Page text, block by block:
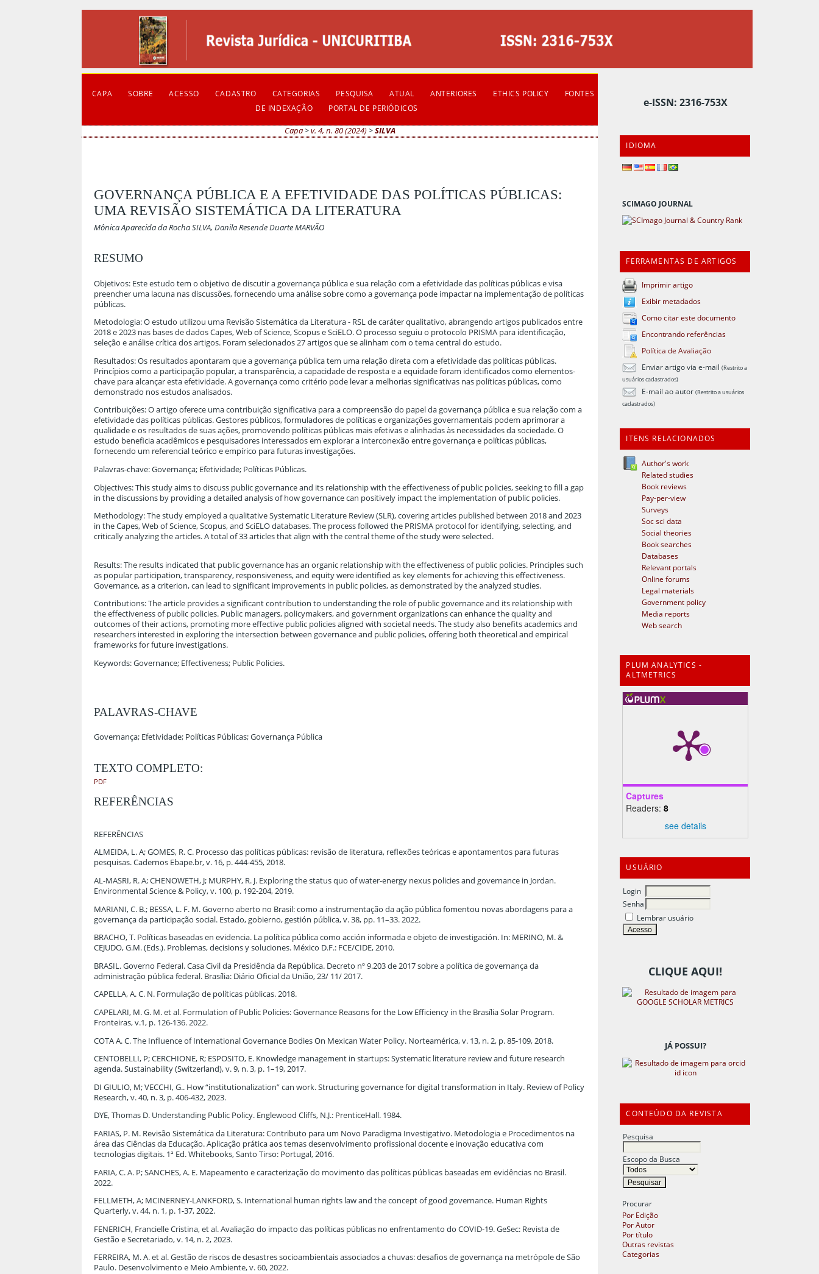
e-ISSN: 2316-753X
IDIOMA
SCIMAGO JOURNAL
FERRAMENTAS DE ARTIGOS
Imprimir artigo
Exibir metadados
Como citar este documento
Encontrando referências
Política de Avaliação
Enviar artigo via e-mail(Restrito a
usuários cadastrados)
E-mail ao autor(Restrito a usuários
cadastrados)
ITENS RELACIONADOS
Author's work
Related studies
Book reviews
Pay-per-view
Surveys
Soc sci data
Social theories
Book searches
Databases
Relevant portals
Online forums
Legal materials
Government policy
Media reports
Web search
PLUM ANALYTICS -
ALTMETRICS
Captures
Readers:8
see details
USUÁRIO
Login
Senha
Lembrar usuário
CLIQUE AQUI!
JÁ POSSUI?
CONTEÚDO DA REVISTA
Pesquisa
Escopo da Busca
Procurar
Por Edição
Por Autor
Por título
Outras revistas
Categorias
CAPA SOBRE ACESSO CADASTRO CATEGORIAS PESQUISA ATUAL ANTERIORES ETHICS POLICY
FONTES
DE INDEXAÇÃO
PORTAL DE PERIÓDICOS
Capa>v. 4, n. 80 (2024)>SILVA
GOVERNANÇA PÚBLICA E A EFETIVIDADE DAS POLÍTICAS PÚBLICAS:
UMA REVISÃO SISTEMÁTICA DA LITERATURA
Mônica Aparecida da Rocha SILVA, Danila Resende Duarte MARVÃO
RESUMO
Objetivos: Este estudo tem o objetivo de discutir a governança pública e sua relação com a efetividade das políticas públicas e visa
preencher uma lacuna nas discussões, fornecendo uma análise sobre como a governança pode impactar na implementação de políticas
públicas.
Metodologia: O estudo utilizou uma Revisão Sistemática da Literatura - RSL de caráter qualitativo, abrangendo artigos publicados entre
2018 e 2023 nas bases de dados Capes, Web of Science, Scopus e SciELO. O processo seguiu o protocolo PRISMA para identificação,
seleção e análise crítica dos artigos. Foram selecionados 27 artigos que se alinham com o tema central do estudo.
Resultados: Os resultados apontaram que a governança pública tem uma relação direta com a efetividade das políticas públicas.
Princípios como a participação popular, a transparência, a capacidade de resposta e a equidade foram identificados como elementos-
chave para alcançar esta efetividade. A governança como critério pode levar a melhorias significativas nas políticas públicas, como
demonstrado nos estudos analisados.
Contribuições: O artigo oferece uma contribuição significativa para a compreensão do papel da governança pública e sua relação com a
efetividade das políticas públicas. Gestores públicos, formuladores de políticas e organizações governamentais podem aprimorar a
qualidade e os resultados de suas ações, promovendo políticas públicas mais efetivas e alinhadas às necessidades da sociedade. O
estudo beneficia acadêmicos e pesquisadores interessados em explorar a interconexão entre governança e políticas públicas,
fornecendo um referencial teórico e empírico para futuras investigações.
Palavras-chave: Governança; Efetividade; Políticas Públicas.
Objectives: This study aims to discuss public governance and its relationship with the effectiveness of public policies, seeking to fill a gap
in the discussions by providing a detailed analysis of how governance can positively impact the implementation of public policies.
Methodology: The study employed a qualitative Systematic Literature Review (SLR), covering articles published between 2018 and 2023
in the Capes, Web of Science, Scopus, and SciELO databases. The process followed the PRISMA protocol for identifying, selecting, and
critically analyzing the articles. A total of 33 articles that align with the central theme of the study were selected.
Results: The results indicated that public governance has an organic relationship with the effectiveness of public policies. Principles such
as popular participation, transparency, responsiveness, and equity were identified as key elements for achieving this effectiveness.
Governance, as a criterion, can lead to significant improvements in public policies, as demonstrated by the analyzed studies.
Contributions: The article provides a significant contribution to understanding the role of public governance and its relationship with
the effectiveness of public policies. Public managers, policymakers, and government organizations can enhance the quality and
outcomes of their actions, promoting more effective public policies aligned with societal needs. The study also benefits academics and
researchers interested in exploring the intersection between governance and public policies, offering both theoretical and empirical
frameworks for future investigations.
Keywords: Governance; Effectiveness; Public Policies.
PALAVRAS-CHAVE
Governança; Efetividade; Políticas Públicas; Governança Pública
TEXTO COMPLETO:
PDF
REFERÊNCIAS
REFERÊNCIAS
ALMEIDA, L. A; GOMES, R. C. Processo das políticas públicas: revisão de literatura, reflexões teóricas e apontamentos para futuras
pesquisas. Cadernos Ebape.br, v. 16, p. 444-455, 2018.
AL-MASRI, R. A; CHENOWETH, J; MURPHY, R. J. Exploring the status quo of water-energy nexus policies and governance in Jordan.
Environmental Science & Policy, v. 100, p. 192-204, 2019.
MARIANI, C. B.; BESSA, L. F. M. Governo aberto no Brasil: como a instrumentação da ação pública fomentou novas abordagens para a
governança da participação social. Estado, gobierno, gestión pública, v. 38, pp. 11–33. 2022.
BRACHO, T. Políticas baseadas en evidencia. La política pública como acción informada e objeto de investigación. In: MERINO, M. &
CEJUDO, G.M. (Eds.). Problemas, decisions y soluciones. México D.F.: FCE/CIDE, 2010.
BRASIL. Governo Federal. Casa Civil da Presidência da República. Decreto nº 9.203 de 2017 sobre a política de governança da
administração pública federal. Brasília: Diário Oficial da União, 23/ 11/ 2017.
CAPELLA, A. C. N. Formulação de políticas públicas. 2018.
CAPELARI, M. G. M. et al. Formulation of Public Policies: Governance Reasons for the Low Efficiency in the Brasília Solar Program.
Fronteiras, v.1, p. 126-136. 2022.
COTA A. C. The Influence of International Governance Bodies On Mexican Water Policy. Norteamérica, v. 13, n. 2, p. 85-109, 2018.
CENTOBELLI, P; CERCHIONE, R; ESPOSITO, E. Knowledge management in startups: Systematic literature review and future research
agenda. Sustainability (Switzerland), v. 9, n. 3, p. 1–19, 2017.
DI GIULIO, M; VECCHI, G.. How “institutionalization” can work. Structuring governance for digital transformation in Italy. Review of Policy
Research, v. 40, n. 3, p. 406-432, 2023.
DYE, Thomas D. Understanding Public Policy. Englewood Cliffs, N.J.: PrenticeHall. 1984.
FARIAS, P. M. Revisão Sistemática da Literatura: Contributo para um Novo Paradigma Investigativo. Metodologia e Procedimentos na
área das Ciências da Educação. Aplicação prática aos temas desenvolvimento profissional docente e inovação educativa com
tecnologias digitais. 1ª Ed. Whitebooks, Santo Tirso: Portugal, 2016.
FARIA, C. A. P; SANCHES, A. E. Mapeamento e caracterização do movimento das políticas públicas baseadas em evidências no Brasil.
2022.
FELLMETH, A; MCINERNEY-LANKFORD, S. International human rights law and the concept of good governance. Human Rights
Quarterly, v. 44, n. 1, p. 1-37, 2022.
FENERICH, Francielle Cristina, et al. Avaliação do impacto das políticas públicas no enfrentamento do COVID-19. GeSec: Revista de
Gestão e Secretariado, v. 14, n. 2, 2023.
FERREIRA, M. A. et al. Gestão de riscos de desastres socioambientais associados a chuvas: desafios de governança na metrópole de São
Paulo. Desenvolvimento e Meio Ambiente, v. 60, 2022.